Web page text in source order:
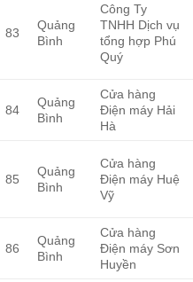
83
Quảng
Bình
Công Ty
TNHH Dịch vụ
tổng hợp Phú
Quý
84
Quảng
Bình
Cửa hàng
Điện máy Hải
Hà
85
Quảng
Bình
Cửa hàng
Điện máy Huệ
Vỹ
86
Quảng
Bình
Cửa hàng
Điện máy Sơn
Huyền